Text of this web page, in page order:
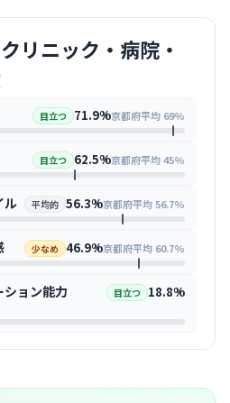
リニック・病院・
目立つ 71.9%京都府平均 69%
目立つ 62.5%京都府平均 45%
ル 平均的 56.3%京都府平均 56.7%
少なめ 46.9%京都府平均 60.7%
ョン能力 目立つ 18.8%